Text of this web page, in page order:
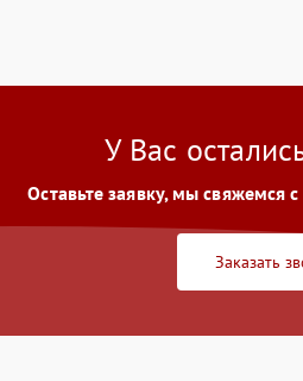
Неравномерная подсветка экрана
Не работает автоматическая
коррекция трапеции (Keystone)
Проблемы с масштабированием
У Вас
Оставьте заявку, мы свяжемся
Заказать